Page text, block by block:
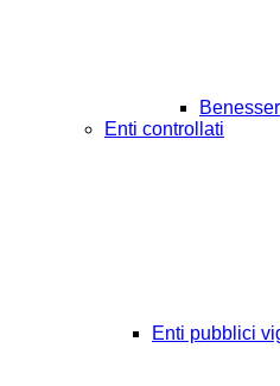
Enti controllati
Enti pubblici